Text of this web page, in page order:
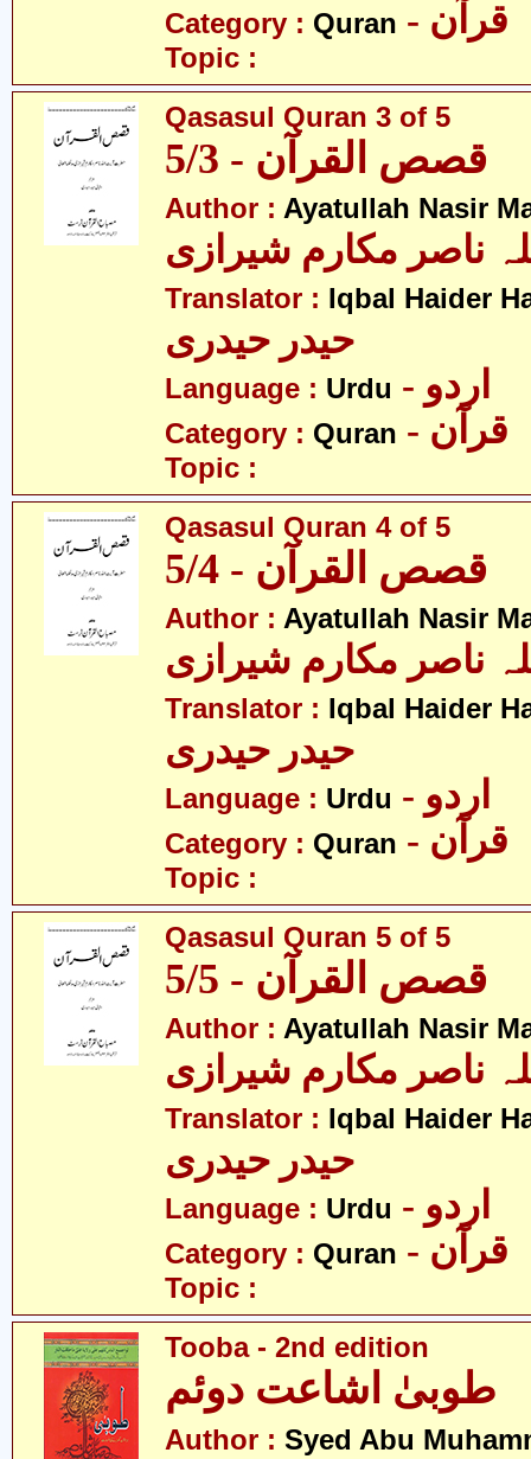
Category : Quran - قرآن
Topic :
Qasasul Quran 3 of 5
قصص القرآن - 5/3
Author : Ayatullah Nasir
ناصر مکارم شیرازی
Translator : Iqbal Haider
حیدر حیدری
Language : Urdu - اردو
Category : Quran - قرآن
Topic :
Qasasul Quran 4 of 5
قصص القرآن - 5/4
Author : Ayatullah Nasir
ناصر مکارم شیرازی
Translator : Iqbal Haider
حیدر حیدری
Language : Urdu - اردو
Category : Quran - قرآن
Topic :
Qasasul Quran 5 of 5
قصص القرآن - 5/5
Author : Ayatullah Nasir
ناصر مکارم شیرازی
Translator : Iqbal Haider
حیدر حیدری
Language : Urdu - اردو
Category : Quran - قرآن
Topic :
Tooba - 2nd edition
طوبیٰ اشاعت دوئم
Author : Syed Abu